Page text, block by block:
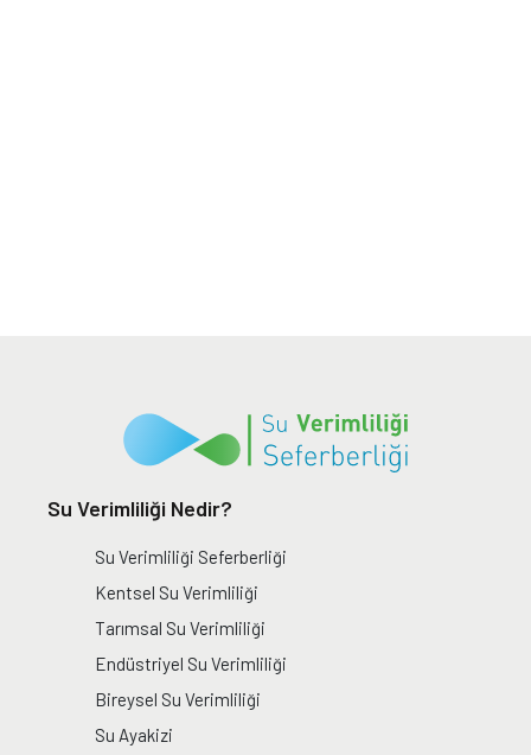
Su Verimliliği Nedir?
Su Verimliliği Seferberliği
Kentsel Su Verimliliği
Tarımsal Su Verimliliği
Endüstriyel Su Verimliliği
Bireysel Su Verimliliği
Su Ayakizi